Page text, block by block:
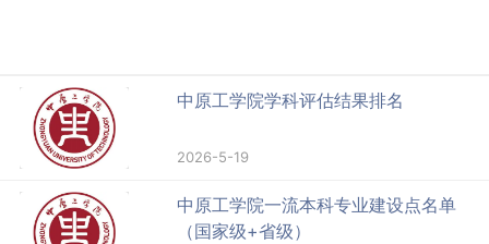
中原工学院学科评估结果排名
2026-5-19
中原工学院一流本科专业建设点名单
（国家级+省级）